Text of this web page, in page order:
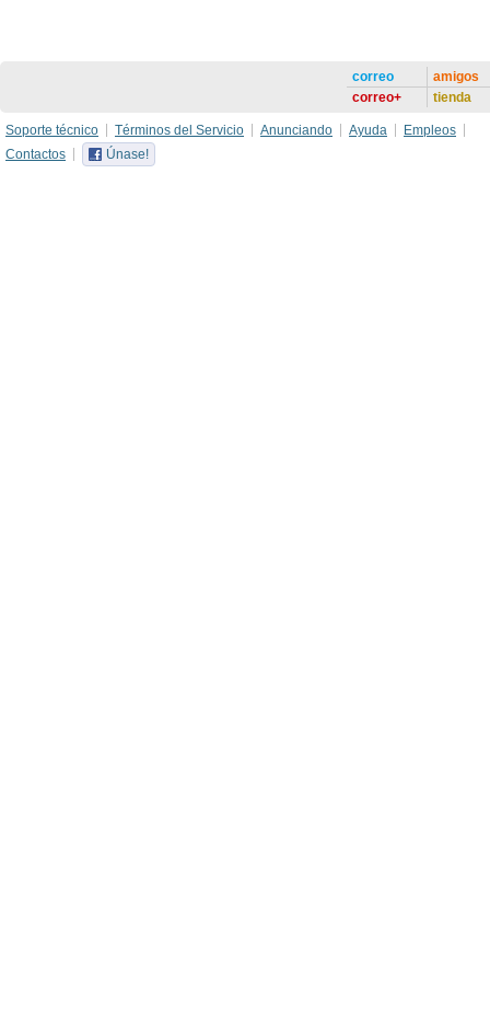
correo
correo+
amigos
tienda
Soporte técnico Términos del Servicio Anunciando Ayuda
Empleos
Contactos
Únase!